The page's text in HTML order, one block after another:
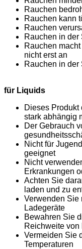
Rauchen
Rauchen kann
Rauchen
Rauchen in der
Rauchen
nicht erst an
Rauchen in der
für Liquids
Dieses Produkt
stark abhängig
Der Gebrauch
Nicht für
geeignet
Nicht
Erkrankungen
Achten Sie
laden und zu
Verwenden Sie
Ladegeräte
Bewahren Sie
Reichweite
Vermeiden Sie
Temperaturen